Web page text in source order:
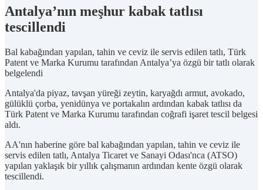
Antalya’nın meşhur kabak tatlısı
tescillendi
Bal kabağından yapılan, tahin ve ceviz ile servis edilen tatlı, Türk
Patent ve Marka Kurumu tarafından Antalya’ya özgü bir tatlı olarak
belgelendi
Antalya'da piyaz, tavşan yüreği zeytin, karyağdı armut, avokado,
gülüklü çorba, yenidünya ve portakalın ardından kabak tatlısı da
Türk Patent ve Marka Kurumu tarafından coğrafi işaret tescil belgesi
aldı.
AA'nın haberine göre bal kabağından yapılan, tahin ve ceviz ile
servis edilen tatlı, Antalya Ticaret ve Sanayi Odası'nca (ATSO)
yapılan yaklaşık bir yıllık çalışmanın ardından kente özgü olarak
tescillendi.